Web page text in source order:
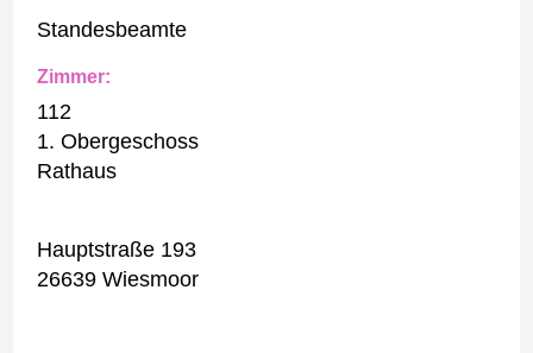
Standesbeamte
Zimmer:
112
1. Obergeschoss
Rathaus
Hauptstraße 193
26639 Wiesmoor